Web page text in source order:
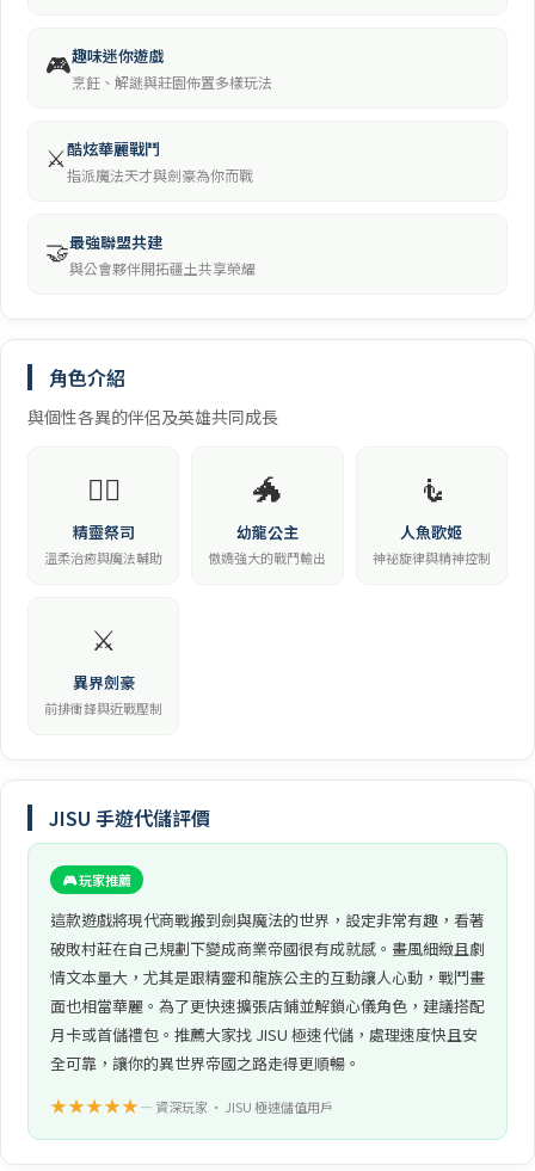
🎮趣味迷你遊戲
烹飪、解謎與莊園佈置多樣玩法
⚔️酷炫華麗戰鬥
指派魔法天才與劍豪為你而戰
🤝最強聯盟共建
與公會夥伴開拓疆土共享榮耀
角色介紹
與個性各異的伴侶及英雄共同成長
🧝‍♀️
精靈祭司
溫柔治癒與魔法輔助
🐲
幼龍公主
傲嬌強大的戰鬥輸出
🧜
人魚歌姬
神祕旋律與精神控制
⚔️
異界劍豪
前排衝鋒與近戰壓制
JISU 手遊代儲評價
🎮 玩家推薦
這款遊戲將現代商戰搬到劍與魔法的世界，設定非常有趣，看著
破敗村莊在自己規劃下變成商業帝國很有成就感。畫風細緻且劇
情文本量大，尤其是跟精靈和龍族公主的互動讓人心動，戰鬥畫
面也相當華麗。為了更快速擴張店鋪並解鎖心儀角色，建議搭配
月卡或首儲禮包。推薦大家找 JISU 極速代儲，處理速度快且安
全可靠，讓你的異世界帝國之路走得更順暢。
★★★★★— 資深玩家 • JISU 極速儲值用戶